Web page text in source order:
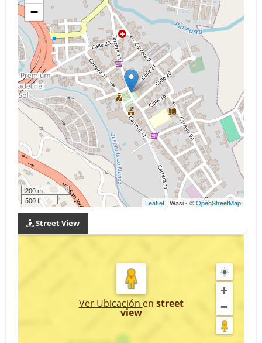
−
200 m
500 ft
Leaflet | Wasi - ©OpenStreetMap
Street View
Ver Ubicación en street
view